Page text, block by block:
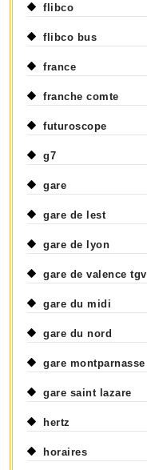
flibco
flibco bus
france
franche comte
futuroscope
g7
gare
gare de lest
gare de lyon
gare de valence tgv
gare du midi
gare du nord
gare montparnasse
gare saint lazare
hertz
horaires